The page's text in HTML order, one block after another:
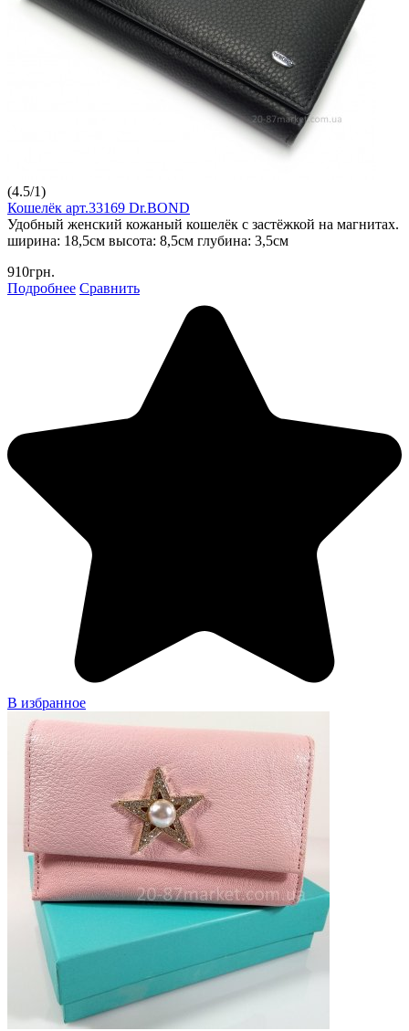
(4.5/1)
Кошелёк арт.33169 Dr.BOND
Удобный женский кожаный кошелёк с застёжкой на магнитах.
ширина: 18,5см высота: 8,5см глубина: 3,5см
910грн.
Подробнее Сравнить
В избранное